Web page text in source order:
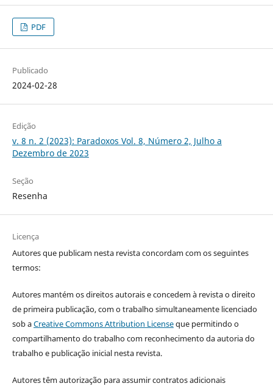
PDF
Publicado
2024-02-28
Edição
v. 8 n. 2 (2023): Paradoxos Vol. 8, Número 2, Julho a
Dezembro de 2023
Seção
Resenha
Licença
Autores que publicam nesta revista concordam com os seguintes
termos:
Autores mantém os direitos autorais e concedem à revista o direito
de primeira publicação, com o trabalho simultaneamente licenciado
sob aCreative Commons Attribution Licenseque permitindo o
compartilhamento do trabalho com reconhecimento da autoria do
trabalho e publicação inicial nesta revista.
Autores têm autorização para assumir contratos adicionais